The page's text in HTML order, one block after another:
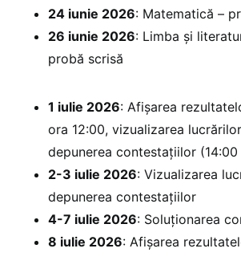
24 iunie 2026: Matematică –
26 iunie 2026: Limba și
probă scrisă
1 iulie 2026: Afișarea
ora 12:00, vizualizarea
depunerea contestațiilor (14:00
2-3 iulie 2026: Vizualizarea
depunerea contestațiilor
4-7 iulie 2026: Soluționarea
8 iulie 2026: Afișarea